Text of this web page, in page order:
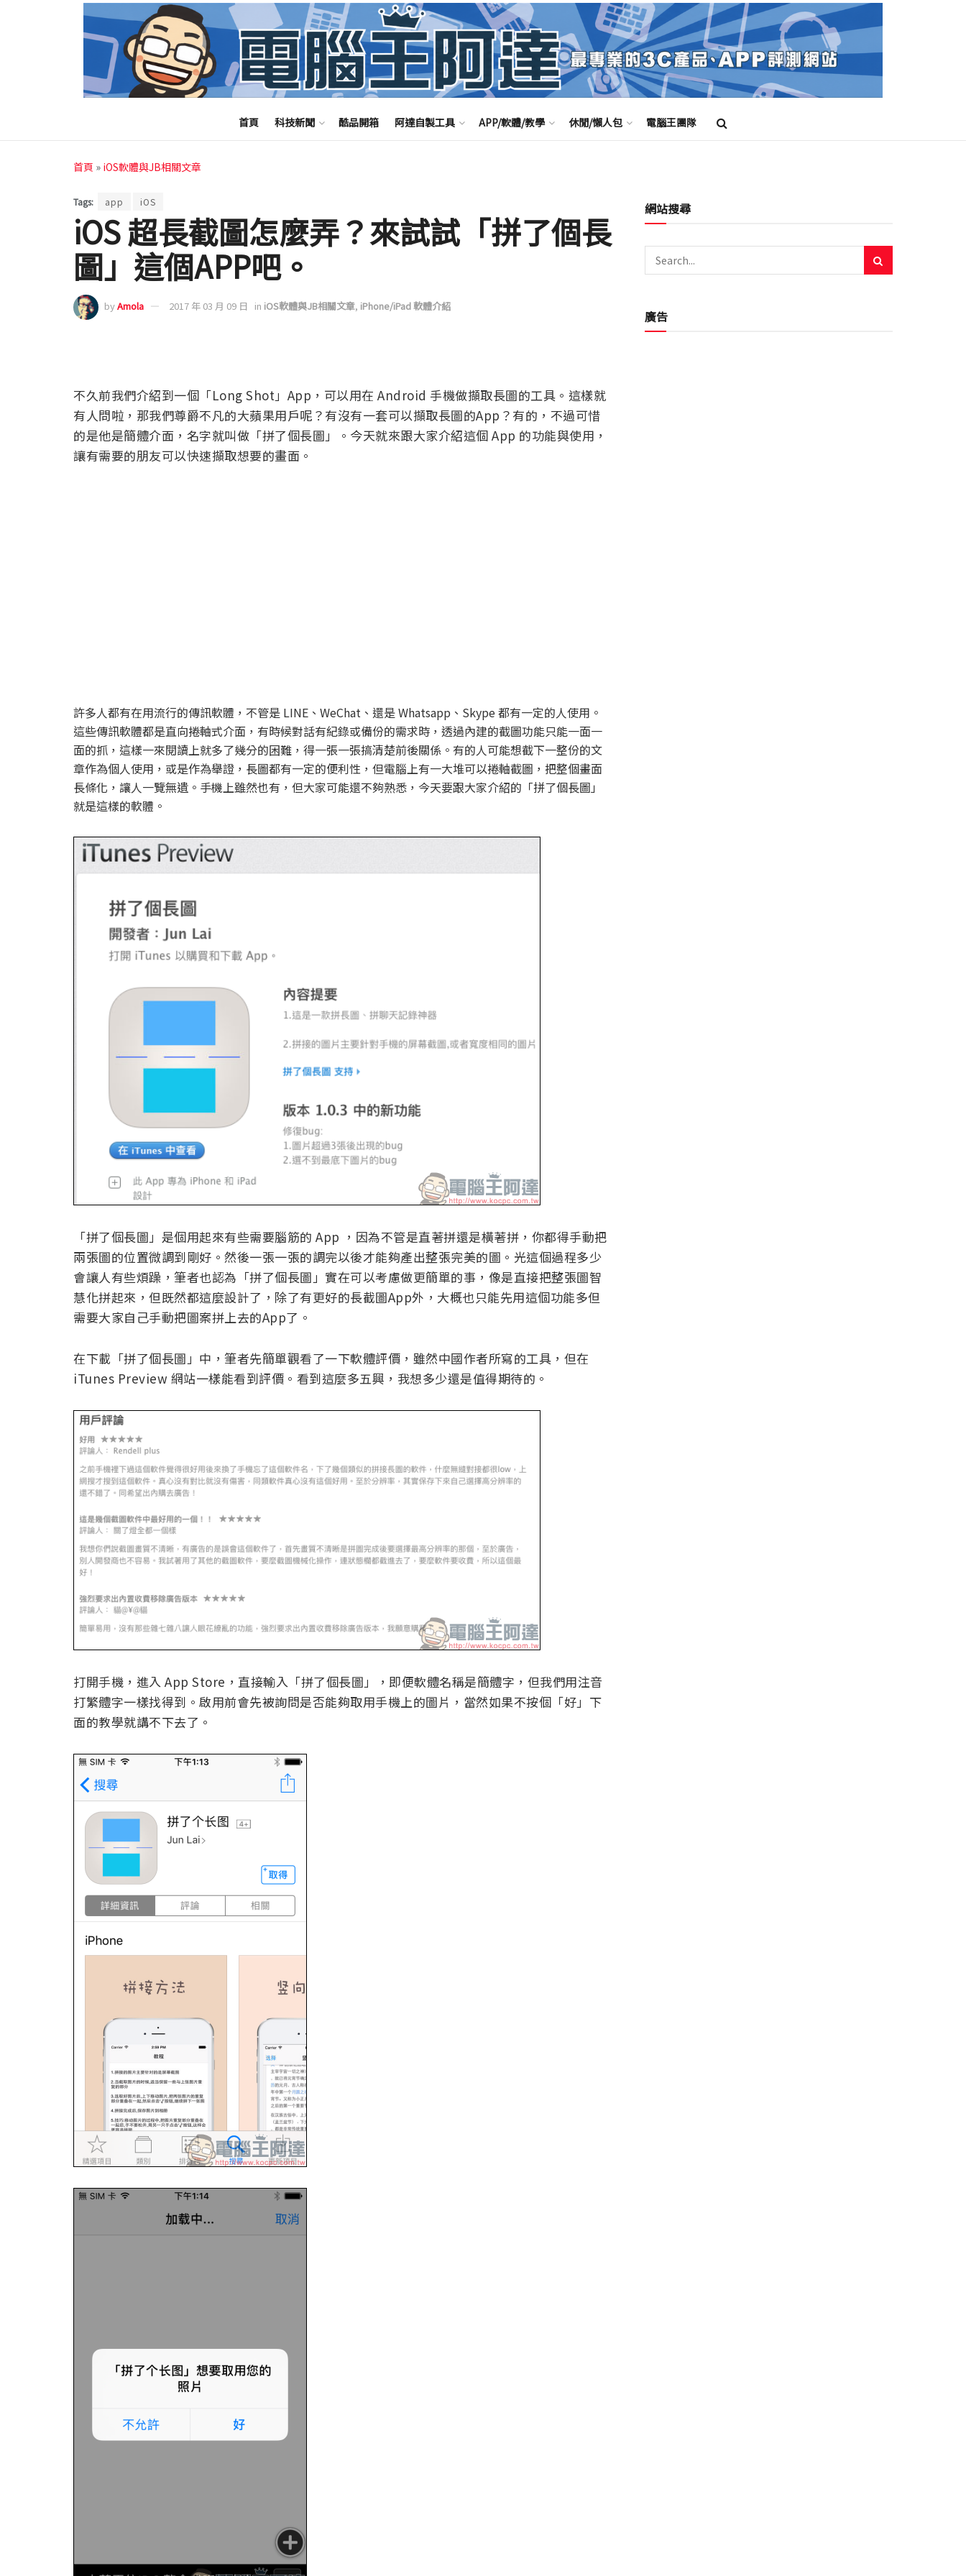
首頁 科技新聞 酷品開箱 阿達自製工具 APP/軟體/教學 休閒/懶人包 電腦王團隊
首頁 » iOS軟體與JB相關文章
Tags: app iOS
iOS 超長截圖怎麼弄？來試試「拼了個長
圖」這個APP吧。
byAmola 2017 年 03 月 09 日 in iOS軟體與JB相關文章, iPhone/iPad 軟體介紹
不久前我們介紹到一個「Long Shot」App，可以用在 Android 手機做擷取長圖的工具。這樣就
有人問啦，那我們尊爵不凡的大蘋果用戶呢？有沒有一套可以擷取長圖的App？有的，不過可惜
的是他是簡體介面，名字就叫做「拼了個長圖」。今天就來跟大家介紹這個 App 的功能與使用，
讓有需要的朋友可以快速擷取想要的畫面。
許多人都有在用流行的傳訊軟體，不管是 LINE、WeChat、還是 Whatsapp、Skype 都有一定的人使用。
這些傳訊軟體都是直向捲軸式介面，有時候對話有紀錄或備份的需求時，透過內建的截圖功能只能一面一
面的抓，這樣一來閱讀上就多了幾分的困難，得一張一張搞清楚前後關係。有的人可能想截下一整份的文
章作為個人使用，或是作為舉證，長圖都有一定的便利性，但電腦上有一大堆可以捲軸截圖，把整個畫面
長條化，讓人一覽無遺。手機上雖然也有，但大家可能還不夠熟悉，今天要跟大家介紹的「拼了個長圖」
就是這樣的軟體。
「拼了個長圖」是個用起來有些需要腦筋的 App ，因為不管是直著拼還是橫著拼，你都得手動把
兩張圖的位置微調到剛好。然後一張一張的調完以後才能夠產出整張完美的圖。光這個過程多少
會讓人有些煩躁，筆者也認為「拼了個長圖」實在可以考慮做更簡單的事，像是直接把整張圖智
慧化拼起來，但既然都這麼設計了，除了有更好的長截圖App外，大概也只能先用這個功能多但
需要大家自己手動把圖案拼上去的App了。
在下載「拼了個長圖」中，筆者先簡單觀看了一下軟體評價，雖然中國作者所寫的工具，但在
iTunes Preview 網站一樣能看到評價。看到這麼多五興，我想多少還是值得期待的。
打開手機，進入 App Store，直接輸入「拼了個長圖」，即便軟體名稱是簡體字，但我們用注音
打繁體字一樣找得到。啟用前會先被詢問是否能夠取用手機上的圖片，當然如果不按個「好」下
面的教學就講不下去了。
網站搜尋
廣告